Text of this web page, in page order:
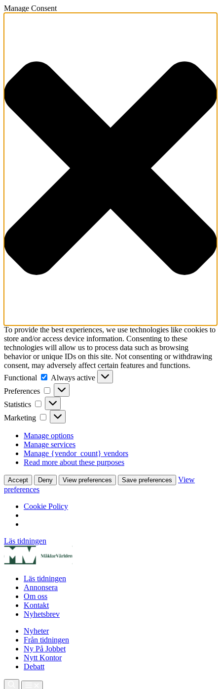
Manage Consent
To provide the best experiences, we use technologies like cookies to
store and/or access device information. Consenting to these
technologies will allow us to process data such as browsing
behavior or unique IDs on this site. Not consenting or withdrawing
consent, may adversely affect certain features and functions.
Functional
Functional
Always active
Preferences
Preferences
Statistics Statistics
Marketing Marketing
Manage options
Manage services
Manage {vendor_count} vendors
Read more about these purposes
Accept Deny View preferences Save preferences
View
preferences
Cookie Policy
Läs tidningen
Läs tidningen
Annonsera
Om oss
Kontakt
Nyhetsbrev
Nyheter
Från tidningen
Ny På Jobbet
Nytt Kontor
Debatt